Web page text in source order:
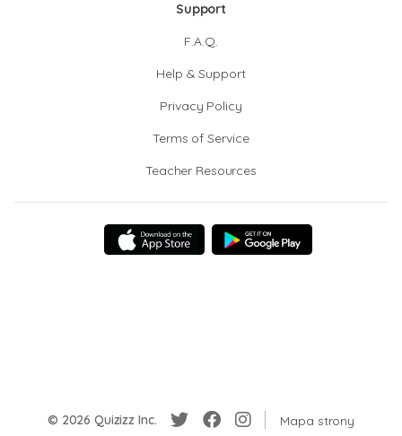
Support
F.A.Q.
Help & Support
Privacy Policy
Terms of Service
Teacher Resources
© 2026 Quizizz Inc. Mapa strony